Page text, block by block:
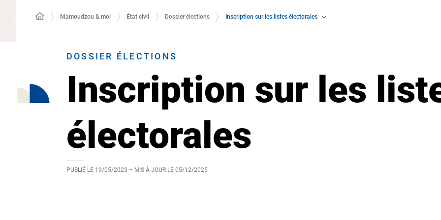
Mamoudzou & moi État civil Dossier élections Inscription sur les listes électorales
DOSSIER ÉLECTIONS
Inscription sur les
électorales
PUBLIÉ LE 19/05/2023 – MIS À JOUR LE 05/12/2025